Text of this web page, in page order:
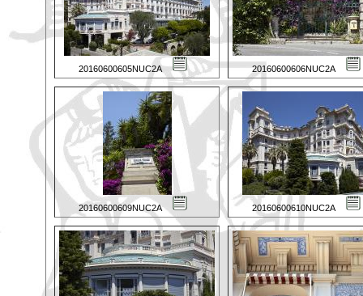
20160600605NUC2A 20160600606NUC2A
20160600609NUC2A 20160600610NUC2A